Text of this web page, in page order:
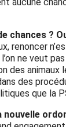
chances ?
renoncer
ne veut
des
des
que la